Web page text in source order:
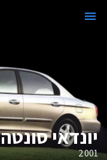
יונדאי סונטה
2001